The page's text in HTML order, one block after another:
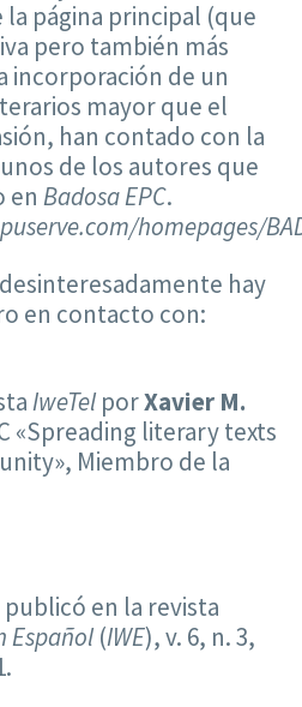
página principal (que
pero también más
incorporación de un
mayor que el
han contado con la
de los autores que
en Badosa EPC.
homepages/
hay
en contacto con:
IweTel porXavier M.
«Spreading literary texts
Miembro de la
en la revista
Español (IWE), v. 6, n. 3,